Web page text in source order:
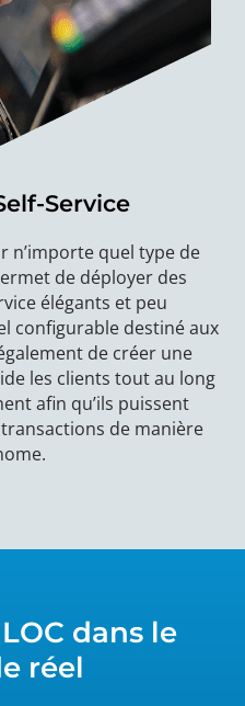
Service
n’importe quel type de
de déployer des
élégants et peu
configurable destiné aux
de créer une
les clients tout au long
afin qu’ils puissent
de manière
dans le
réel